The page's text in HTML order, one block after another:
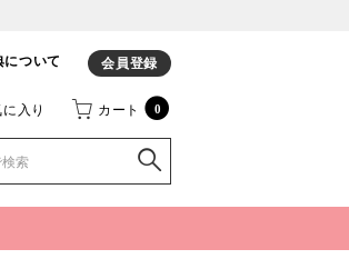
ついて 会員登録
入り カート 0